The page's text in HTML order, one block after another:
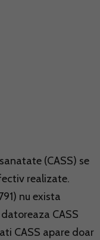
(CASS) se
realizate.
nu exista
CASS
CASS apare doar